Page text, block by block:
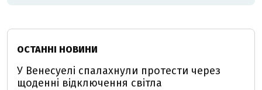
ОСТАННІ НОВИНИ
У Венесуелі спалахнули протести через
щоденні відключення світла